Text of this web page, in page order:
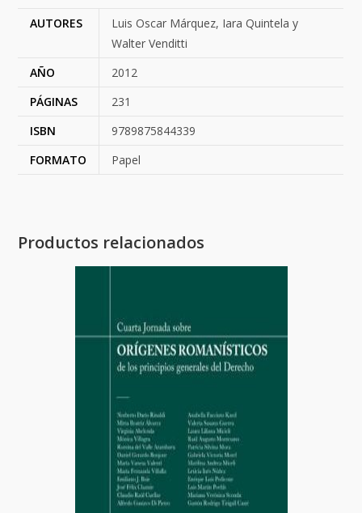
AUTORES
Luis Oscar Márquez, Iara Quintela y
Walter Venditti
AÑO
2012
PÁGINAS
231
ISBN
9789875844339
FORMATO
Papel
Productos relacionados